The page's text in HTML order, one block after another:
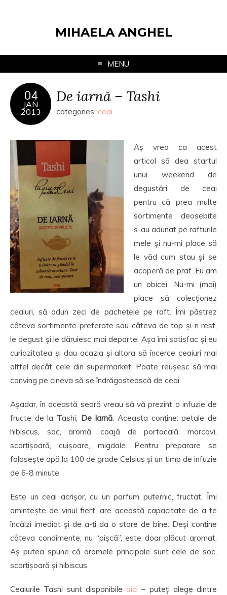
MIHAELA ANGHEL
MENU
04
JAN
2013
De iarnă – Tashi
categories: ceai
Aș vrea ca acest
articol să dea startul
unui weekend de
degustări de ceai
pentru că prea multe
sortimente deosebite
s-au adunat pe rafturile
mele și nu-mi place să
le văd cum stau și se
acoperă de praf. Eu am
un obicei. Nu-mi (mai)
place să colecționez
ceaiuri, să adun zeci de pachețele pe raft. Îmi păstrez
câteva sortimente preferate sau câteva de top și-n rest,
le degust și le dăruiesc mai departe. Așa îmi satisfac și eu
curiozitatea și dau ocazia și altora să încerce ceaiuri mai
altfel decât cele din supermarket. Poate reușesc să mai
conving pe cineva să se îndrăgostească de ceai.
Așadar, în această seară vreau să vă prezint o infuzie de
fructe de la Tashi, De Iarnă. Aceasta conține: petale de
hibiscus, soc, aromă, coajă de portocală, morcovi,
scorțișoară, cuișoare, migdale. Pentru preparare se
folosește apă la 100 de grade Celsius și un timp de infuzie
de 6-8 minute.
Este un ceai acrișor, cu un parfum puternic, fructat. Îmi
amintește de vinul fiert, are această capacitate de a te
încălzi imediat și de a-ți da o stare de bine. Deși conține
câteva condimente, nu “pișcă”, este doar plăcut aromat.
Aș putea spune că aromele principale sunt cele de soc,
scorțișoară și hibiscus.
Ceaiurile Tashi sunt disponibile aici – puteți alege dintre